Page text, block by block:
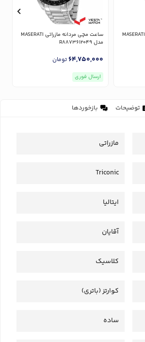
ساعت مچی مردانه مازراتی MASERATI
ساعت مچی مردانه مازراتی MASERATI
مدل R8873612049
64,750,000 تومان
ارسال فوری
توضیحات بازخوردها
مازراتی
Triconic
ایتالیا
آقایان
کلاسیک
کوارتز (باتری)
ساده